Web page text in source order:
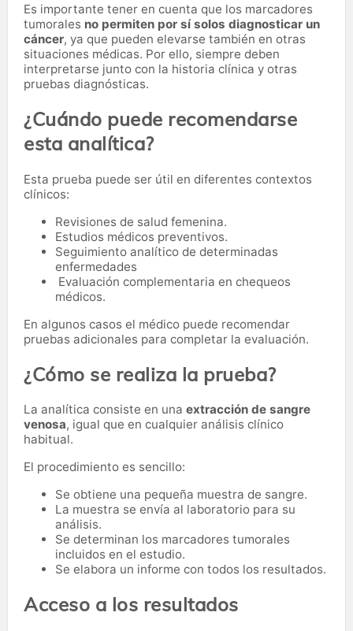
Es importante tener en cuenta que los marcadores
tumorales no permiten por sí solos diagnosticar un
cáncer, ya que pueden elevarse también en otras
situaciones médicas. Por ello, siempre deben
interpretarse junto con la historia clínica y otras
pruebas diagnósticas.
¿Cuándo puede recomendarse
esta analítica?
Esta prueba puede ser útil en diferentes contextos
clínicos:
Revisiones de salud femenina.
Estudios médicos preventivos.
Seguimiento analítico de determinadas
enfermedades
Evaluación complementaria en chequeos
médicos.
En algunos casos el médico puede recomendar
pruebas adicionales para completar la evaluación.
¿Cómo se realiza la prueba?
La analítica consiste en una extracción de sangre
venosa, igual que en cualquier análisis clínico
habitual.
El procedimiento es sencillo:
Se obtiene una pequeña muestra de sangre.
La muestra se envía al laboratorio para su
análisis.
Se determinan los marcadores tumorales
incluidos en el estudio.
Se elabora un informe con todos los resultados.
Acceso a los resultados